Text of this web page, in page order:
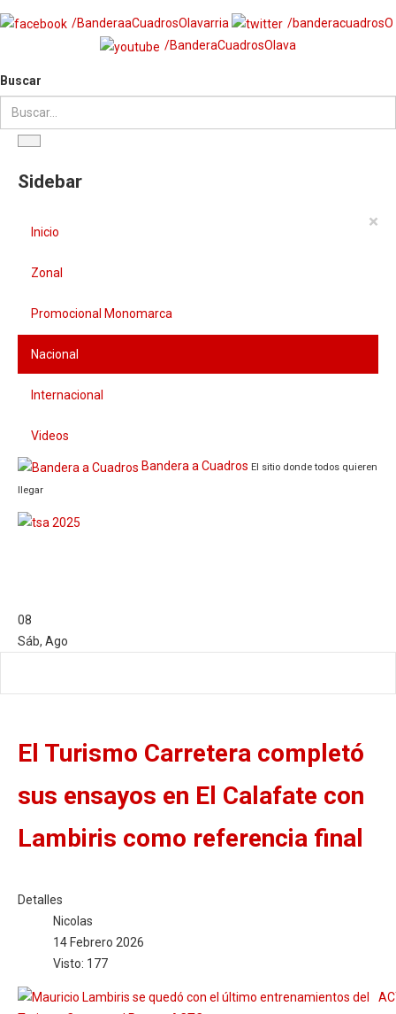
/BanderaaCuadrosOlavarria
/banderacuadrosO
/BanderaCuadrosOlava
Buscar
Sidebar
×
Inicio
Zonal
Promocional Monomarca
Nacional
Internacional
Videos
Bandera a Cuadros El sitio donde todos quieren
llegar
08
Sáb, Ago
El Turismo Carretera completó
sus ensayos en El Calafate con
Lambiris como referencia final
Detalles
Nicolas
14 Febrero 2026
Visto: 177